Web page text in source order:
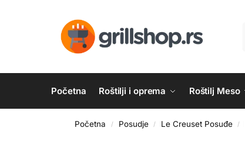
Početna Roštilji i oprema Roštilj Meso
Početna / Posudje / Le Creuset Posuđe /